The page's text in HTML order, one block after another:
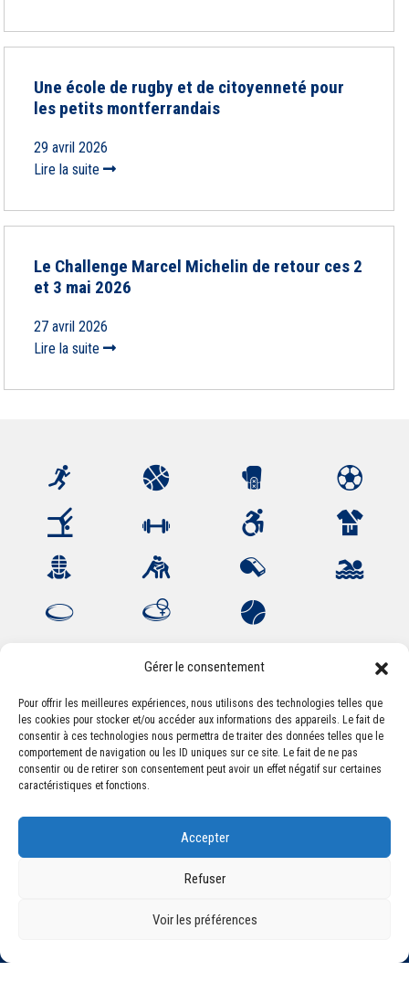
Gérer le consentement
Pour offrir les meilleures expériences, nous utilisons des technologies telles que
les cookies pour stocker et/ou accéder aux informations des appareils. Le fait de
consentir à ces technologies nous permettra de traiter des données telles que le
comportement de navigation ou les ID uniques sur ce site. Le fait de ne pas
consentir ou de retirer son consentement peut avoir un effet négatif sur certaines
caractéristiques et fonctions.
Accepter
Refuser
Voir les préférences
Une école de rugby et de citoyenneté pour
les petits montferrandais
29 avril 2026
Lire la suite
Le Challenge Marcel Michelin de retour ces 2
et 3 mai 2026
27 avril 2026
Lire la suite
Association Sportive Montferrandaise
84, boulevard Léon Jouhaux
CS 80221 - 63021 Clermont-Ferrand Cedex 2
accueil@asm-omnisports.com